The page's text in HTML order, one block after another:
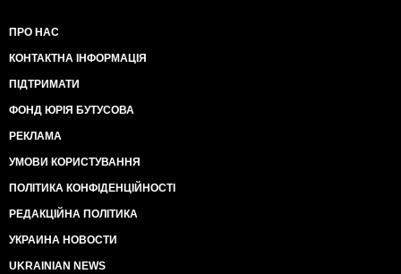
ПРО НАС
КОНТАКТНА ІНФОРМАЦІЯ
ПІДТРИМАТИ
ФОНД ЮРІЯ БУТУСОВА
РЕКЛАМА
УМОВИ КОРИСТУВАННЯ
ПОЛІТИКА КОНФІДЕНЦІЙНОСТІ
РЕДАКЦІЙНА ПОЛІТИКА
УКРАИНА НОВОСТИ
UKRAINIAN NEWS